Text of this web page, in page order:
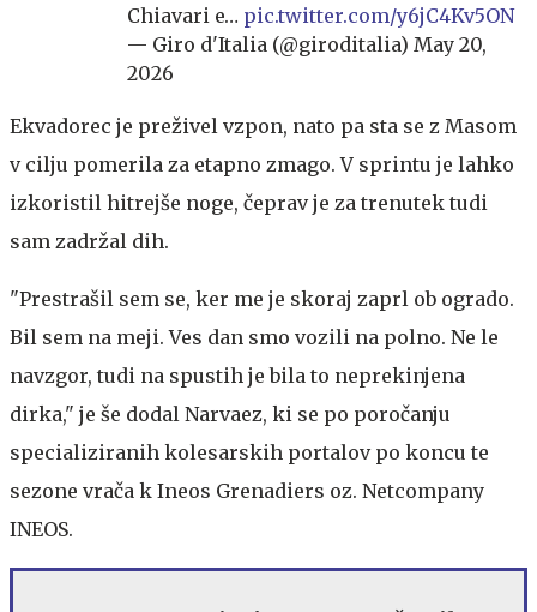
Chiavari e… pic.twitter.com/y6jC4Kv5ON
— Giro d'Italia (@giroditalia) May 20,
2026
Ekvadorec je preživel vzpon, nato pa sta se z Masom
v cilju pomerila za etapno zmago. V sprintu je lahko
izkoristil hitrejše noge, čeprav je za trenutek tudi
sam zadržal dih.
"Prestrašil sem se, ker me je skoraj zaprl ob ogrado.
Bil sem na meji. Ves dan smo vozili na polno. Ne le
navzgor, tudi na spustih je bila to neprekinjena
dirka," je še dodal Narvaez, ki se po poročanju
specializiranih kolesarskih portalov po koncu te
sezone vrača k Ineos Grenadiers oz. Netcompany
INEOS.